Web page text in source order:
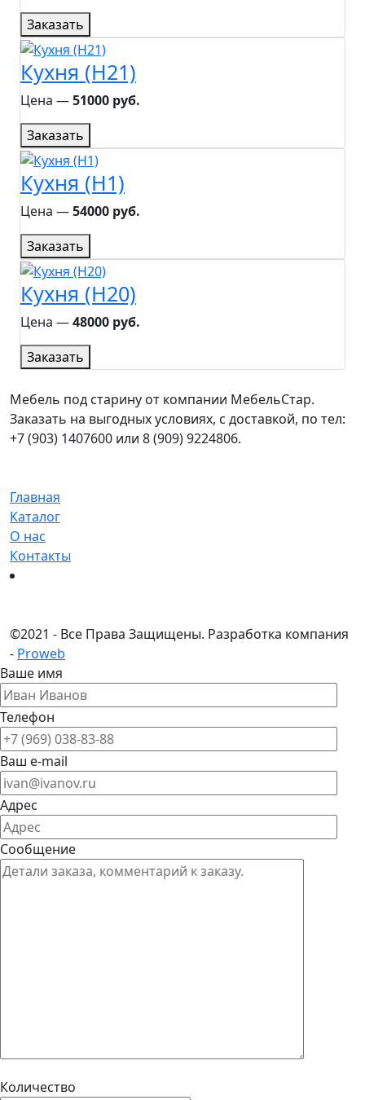
Заказать
Кухня (H21)
Цена ―51000 руб.
Заказать
Кухня (H1)
Цена ―54000 руб.
Заказать
Кухня (H20)
Цена ―48000 руб.
Заказать
Мебель под старину от компании МебельСтар.
Заказать на выгодных условиях, с доставкой, по тел:
+7 (903) 1407600 или 8 (909) 9224806.
Главная
Каталог
О нас
Контакты
©2021 - Все Права Защищены. Разработка компания
- Proweb
Ваше имя
Телефон
Ваш e-mail
Адрес
Сообщение
Количество